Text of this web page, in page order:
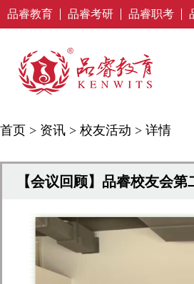
品睿教育 品睿考研 品睿职考
首页 > 资讯 > 校友活动 > 详情
【会议回顾】品睿校友会